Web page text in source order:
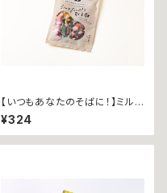
【いつもあなたのそばに！】ミルク
たっぷり別子飴
¥324